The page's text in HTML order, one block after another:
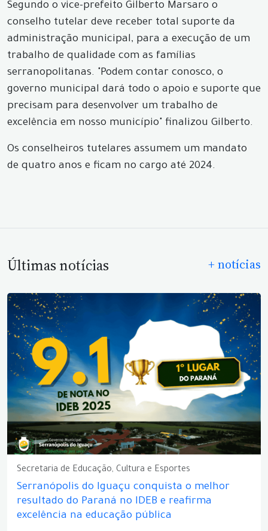
Segundo o vice-prefeito Gilberto Marsaro o
conselho tutelar deve receber total suporte da
administração municipal, para a execução de um
trabalho de qualidade com as famílias
serranopolitanas. "Podem contar conosco, o
governo municipal dará todo o apoio e suporte que
precisam para desenvolver um trabalho de
excelência em nosso município" finalizou Gilberto.
Os conselheiros tutelares assumem um mandato
de quatro anos e ficam no cargo até 2024.
Últimas notícias + notícias
Secretaria de Educação, Cultura e Esportes
Serranópolis do Iguaçu conquista o melhor
resultado do Paraná no IDEB e reafirma
excelência na educação pública